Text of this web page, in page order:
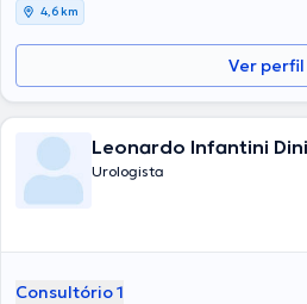
4,6 km
Ver perfil
Leonardo Infantini Dini
Urologista
Consultório 1